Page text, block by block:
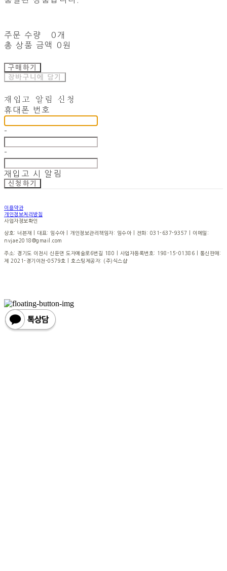
주문 수량
0개
총 상품 금액
0원
구매하기
장바구니에 담기
재입고 알림 신청
휴대폰 번호
-
-
재입고 시 알림
신청하기
이용약관
개인정보처리방침
사업자정보확인
상호: 너븐재 | 대표: 임수아 | 개인정보관리책임자: 임수아 | 전화: 031-637-9357 | 이메일:
nvjae2018@gmail.com
주소: 경기도 이천시 신둔면 도자예술로6번길 180 | 사업자등록번호: 198-15-01386 | 통신판매:
제 2021-경기이천-0579호
| 호스팅제공자: (주)식스샵